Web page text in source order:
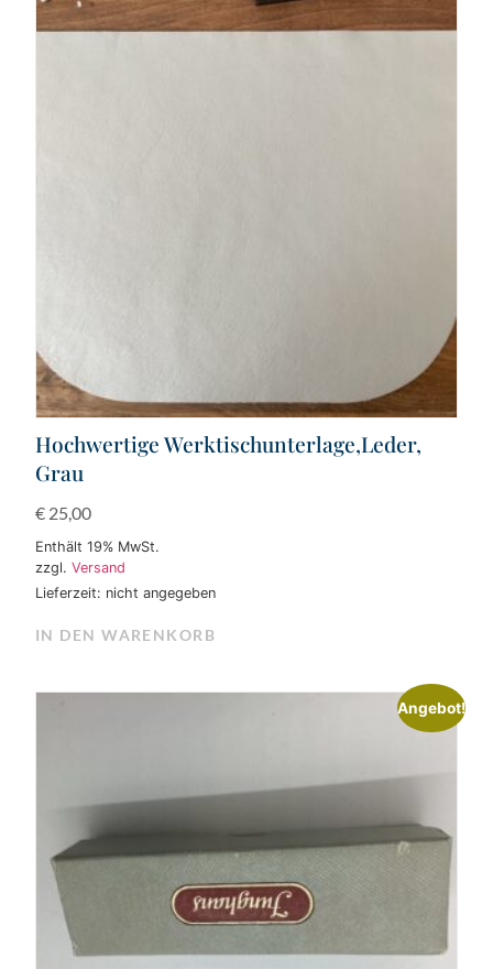
Hochwertige Werktischunterlage,Leder,
Grau
€ 25,00
Enthält 19% MwSt.
zzgl. Versand
Lieferzeit: nicht angegeben
IN DEN WARENKORB
Angebot!